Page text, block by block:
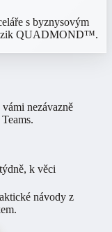
s byznysovým
rizik QUADMOND™.
nezávazně
k věci
návody z